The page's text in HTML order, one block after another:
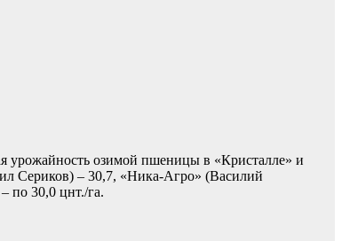
урожайность озимой пшеницы в «Кристалле» и
Сериков) – 30,7, «Ника-Агро» (Василий
по 30,0 цнт./га.